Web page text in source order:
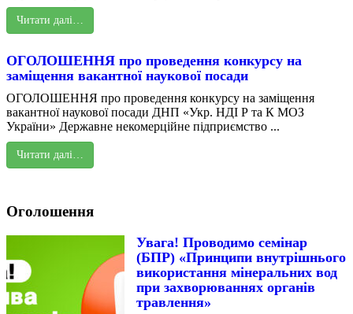
Читати далі…
ОГОЛОШЕННЯ про проведення конкурсу на
заміщення вакантної наукової посади
ОГОЛОШЕННЯ про проведення конкурсу на заміщення
вакантної наукової посади ДНП «Укр. НДІ Р та К МОЗ
України» Державне некомерційне підприємство ...
Читати далі…
Оголошення
Увага! Проводимо семінар
(БПР) «Принципи внутрішнього
використання мінеральних вод
при захворюваннях органів
травлення»